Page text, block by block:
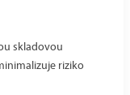
skladovou
riziko